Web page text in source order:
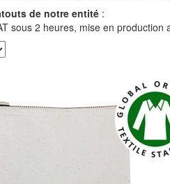
de notre entité :
sous 2 heures, mise en